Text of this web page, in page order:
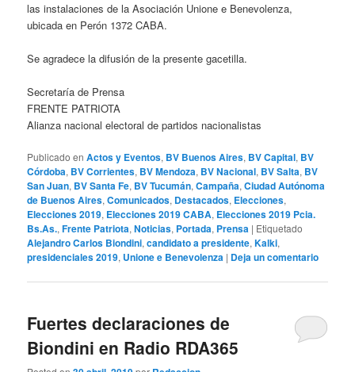
las instalaciones de la Asociación Unione e Benevolenza,
ubicada en Perón 1372 CABA.
Se agradece la difusión de la presente gacetilla.
Secretaría de Prensa
FRENTE PATRIOTA
Alianza nacional electoral de partidos nacionalistas
Publicado en Actos y Eventos, BV Buenos Aires, BV Capital, BV
Córdoba, BV Corrientes, BV Mendoza, BV Nacional, BV Salta, BV
San Juan, BV Santa Fe, BV Tucumán,Campaña,Ciudad Autónoma
de Buenos Aires,Comunicados, Destacados, Elecciones,
Elecciones 2019, Elecciones 2019 CABA, Elecciones 2019 Pcia.
Bs.As.,Frente Patriota,Noticias, Portada, Prensa | Etiquetado
Alejandro Carlos Biondini,candidato a presidente,Kalki,
presidenciales 2019, Unione e Benevolenza | Deja un comentario
Fuertes declaraciones de
Biondini en Radio RDA365